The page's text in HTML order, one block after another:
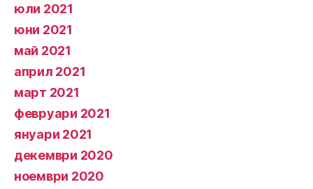
юли 2021
юни 2021
май 2021
април 2021
март 2021
февруари 2021
януари 2021
декември 2020
ноември 2020